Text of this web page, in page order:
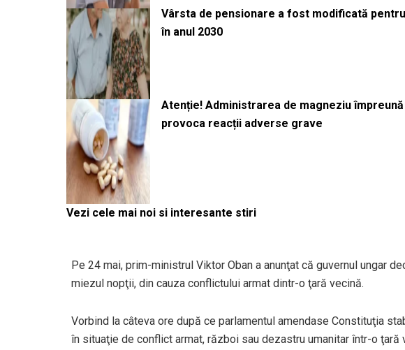
Vârsta de pensionare a fost modificată
în anul 2030
Atenție! Administrarea de magneziu
provoca reacții adverse grave
Vezi cele mai noi si interesante stiri
Pe 24 mai, prim-ministrul Viktor Oban a anunţat că guvernul ungar
miezul nopţii, din cauza conflictului armat dintr-o ţară vecină.
Vorbind la câteva ore după ce parlamentul amendase Constituţia
în situaţie de conflict armat, război sau dezastru umanitar într-o ţară